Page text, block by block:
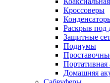
Кроссоверы
Раскрыв под
Защитные
Подиумы
Портативная
Домашняя